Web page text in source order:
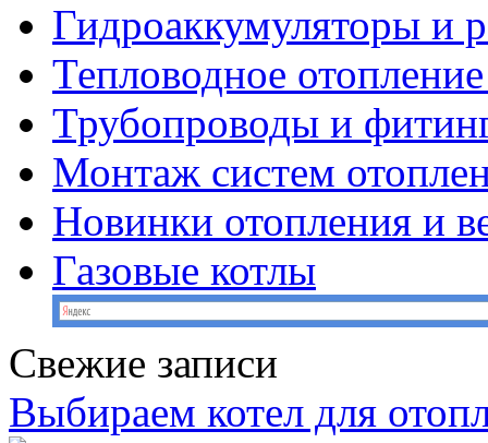
Гидроаккумуляторы и
Тепловодное
Трубопроводы и
Монтаж систем
Новинки отопления и
Газовые котлы
Свежие записи
Выбираем котел для